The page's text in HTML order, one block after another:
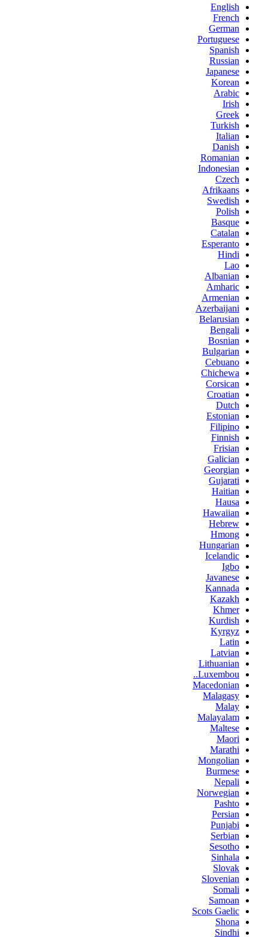
English
French
German
Portuguese
Spanish
Russian
Japanese
Korean
Arabic
Irish
Greek
Turkish
Italian
Danish
Romanian
Indonesian
Czech
Afrikaans
Swedish
Polish
Basque
Catalan
Esperanto
Hindi
Lao
Albanian
Amharic
Armenian
Azerbaijani
Belarusian
Bengali
Bosnian
Bulgarian
Cebuano
Chichewa
Corsican
Croatian
Dutch
Estonian
Filipino
Finnish
Frisian
Galician
Georgian
Gujarati
Haitian
Hausa
Hawaiian
Hebrew
Hmong
Hungarian
Icelandic
Igbo
Javanese
Kannada
Kazakh
Khmer
Kurdish
Kyrgyz
Latin
Latvian
Lithuanian
Luxembou..
Macedonian
Malagasy
Malay
Malayalam
Maltese
Maori
Marathi
Mongolian
Burmese
Nepali
Norwegian
Pashto
Persian
Punjabi
Serbian
Sesotho
Sinhala
Slovak
Slovenian
Somali
Samoan
Scots Gaelic
Shona
Sindhi